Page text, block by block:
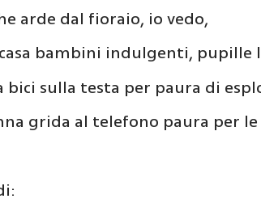
arde dal fioraio, io vedo,
bambini indulgenti, pupille
bici sulla testa per paura di
grida al telefono paura per le